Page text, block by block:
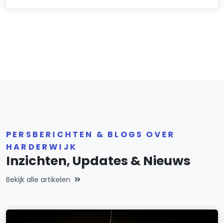
PERSBERICHTEN & BLOGS OVER
HARDERWIJK
Inzichten, Updates & Nieuws
Bekijk alle artikelen